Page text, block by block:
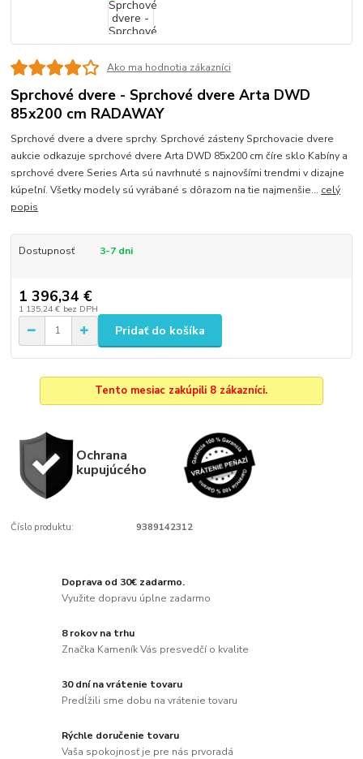
Ako ma hodnotia zákazníci
Sprchové dvere - Sprchové dvere Arta DWD
85x200 cm RADAWAY
Sprchové dvere a dvere sprchy. Sprchové zásteny Sprchovacie dvere
aukcie odkazuje sprchové dvere Arta DWD 85x200 cm číre sklo Kabíny a
sprchové dvere Series Arta sú navrhnuté s najnovšími trendmi v dizajne
kúpeľní. Všetky modely sú vyrábané s dôrazom na tie najmenšie... celý
popis
Dostupnosť 3-7 dni
1 396,34 €
1 135,24 € bez DPH
Pridať do košíka
Tento mesiac zakúpili 8 zákazníci.
Ochrana
kupujúcého
Číslo produktu: 9389142312
Doprava od 30€ zadarmo.
Využite dopravu úplne zadarmo
8 rokov na trhu
Značka Kameník Vás presvedčí o kvalite
30 dní na vrátenie tovaru
Predĺžili sme dobu na vrátenie tovaru
Rýchle doručenie tovaru
Vaša spokojnosť je pre nás prvoradá